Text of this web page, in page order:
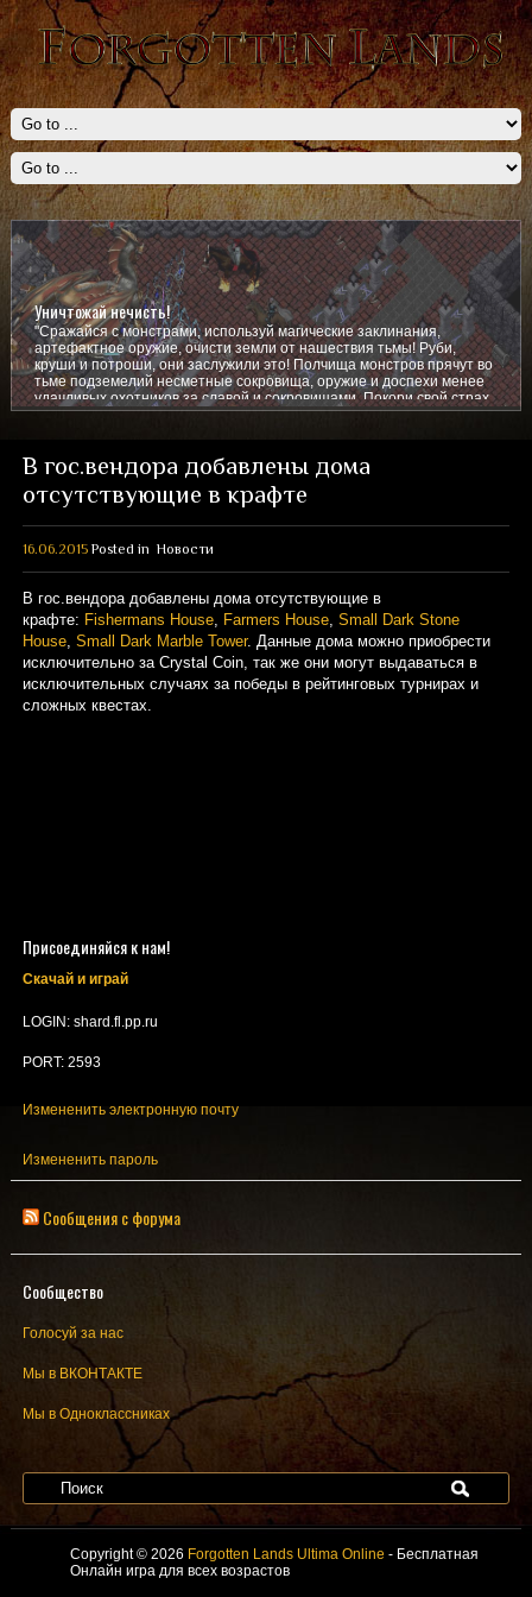
Уничтожай нечисть!
"Сражайся с монстрами, используй магические заклинания,
артефактное оружие, очисти земли от нашествия тьмы! Руби,
круши и потроши, они заслужили это! Полчища монстров прячут во
тьме подземелий несметные сокровища, оружие и доспехи менее
удачливых охотников за славой и сокровищами. Покори свой страх,
покажи им кто тут главный!
В гос.вендора добавлены дома
отсутствующие в крафте
16.06.2015Posted in Новости
В гос.вендора добавлены дома отсутствующие в
крафте: Fishermans House, Farmers House, Small Dark Stone
House, Small Dark Marble Tower. Данные дома можно приобрести
исключительно за Crystal Coin, так же они могут выдаваться в
исключительных случаях за победы в рейтинговых турнирах и
сложных квестах.
Присоединяйся к нам!
Скачай и играй
LOGIN: shard.fl.pp.ru
PORT: 2593
Измененить электронную почту
Измененить пароль
Сообщения с форума
Сообщество
Голосуй за нас
Мы в ВКОНТАКТЕ
Мы в Одноклассниках
Copyright © 2026 Forgotten Lands Ultima Online - Бесплатная
Онлайн игра для всех возрастов